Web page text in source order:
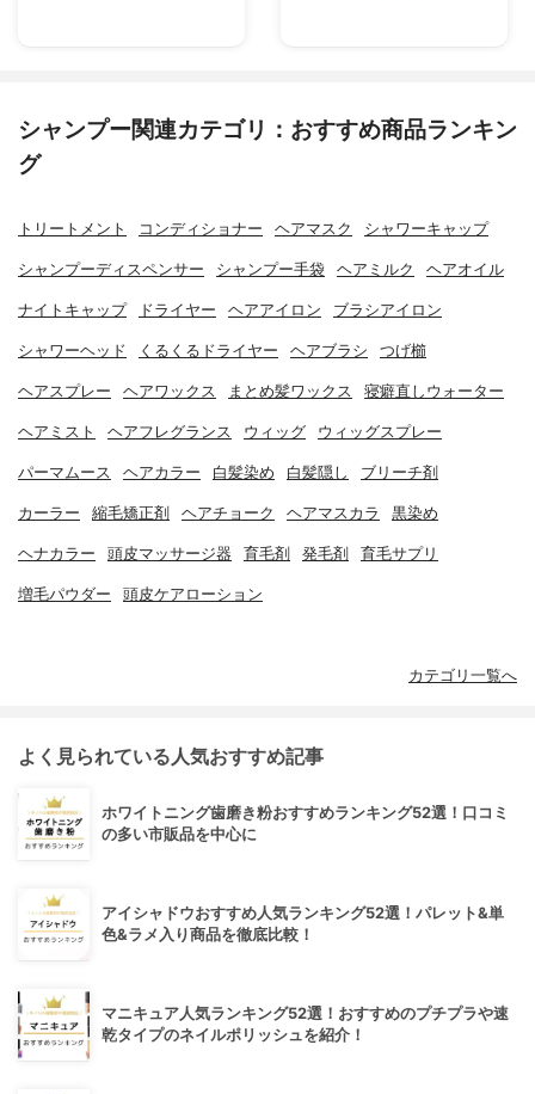
シャンプー関連カテゴリ：おすすめ商品ランキン
グ
トリートメント コンディショナー ヘアマスク シャワーキャップ
シャンプーディスペンサー シャンプー手袋 ヘアミルク ヘアオイル
ナイトキャップ ドライヤー ヘアアイロン ブラシアイロン
シャワーヘッド くるくるドライヤー ヘアブラシ つげ櫛
ヘアスプレー ヘアワックス まとめ髪ワックス 寝癖直しウォーター
ヘアミスト ヘアフレグランス ウィッグ ウィッグスプレー
パーマムース ヘアカラー 白髪染め 白髪隠し ブリーチ剤
カーラー 縮毛矯正剤 ヘアチョーク ヘアマスカラ 黒染め
ヘナカラー 頭皮マッサージ器 育毛剤 発毛剤 育毛サプリ
増毛パウダー 頭皮ケアローション
カテゴリ一覧へ
よく見られている人気おすすめ記事
ホワイトニング歯磨き粉おすすめランキング52選！口コミ
の多い市販品を中心に
アイシャドウおすすめ人気ランキング52選！パレット&単
色&ラメ入り商品を徹底比較！
マニキュア人気ランキング52選！おすすめのプチプラや速
乾タイプのネイルポリッシュを紹介！